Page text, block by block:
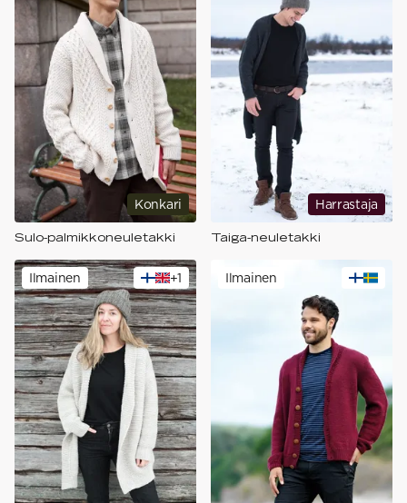
Konkari
Sulo-palmikkoneuletakki
Harrastaja
Taiga-neuletakki
+1
Ilmainen Ilmainen